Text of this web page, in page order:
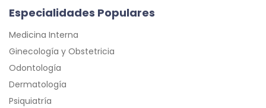
Especialidades Populares
Medicina Interna
Ginecología y Obstetricia
Odontología
Dermatología
Psiquiatría